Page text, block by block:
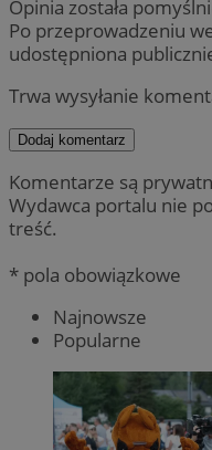
Opinia została
Po przeprowadzeniu
udostępniona
Trwa wysyłanie
Dodaj komentarz
Komentarze są
Wydawca portalu nie
treść.
* pola obowiązkowe
Najnowsze
Popularne